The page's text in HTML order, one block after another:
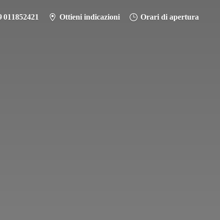
011852421 Ottieni indicazioni Orari di apertura